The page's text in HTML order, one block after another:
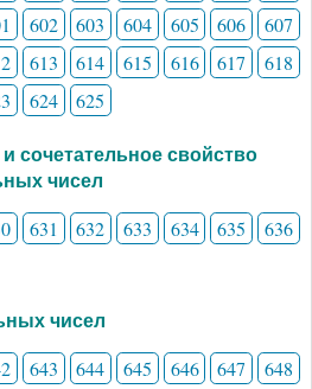
602 603 604 605 606
607
613 614 615 616 617
618
624 625
сочетательное свойство
чисел
631 632 633 634 635
636
чисел
643 644 645 646 647 648